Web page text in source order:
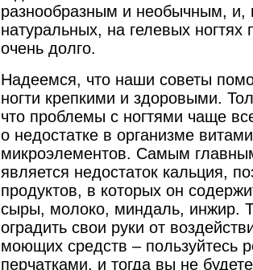
разнообразным и необычным, и,
натуральных, на гелевых ногтях
очень долго.
Надеемся, что наши советы
ногти крепкими и здоровыми.
что проблемы с ногтями чаще
о недостатке в организме
микроэлементов. Самым
является недостаток кальция,
продуктов, в которых он
сыры, молоко, миндаль, инжир.
оградить свои руки от
моющих средств – пользуйтесь
перчатками, и тогда вы не